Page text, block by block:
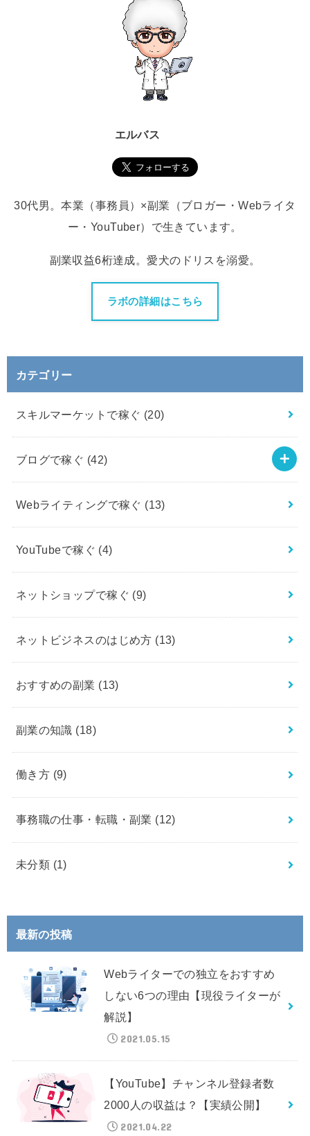
エルバス
30代男。本業（事務員）×副業（ブロガー・Webライタ
ー・YouTuber）で生きています。
副業収益6桁達成。愛犬のドリスを溺愛。
ラボの詳細はこちら
カテゴリー
スキルマーケットで稼ぐ (20)
ブログで稼ぐ (42)
Webライティングで稼ぐ (13)
YouTubeで稼ぐ (4)
ネットショップで稼ぐ (9)
ネットビジネスのはじめ方 (13)
おすすめの副業 (13)
副業の知識 (18)
働き方 (9)
事務職の仕事・転職・副業 (12)
未分類 (1)
最新の投稿
Webライターでの独立をおすすめ
しない6つの理由【現役ライターが
解説】
2021.05.15
【YouTube】チャンネル登録者数
2000人の収益は？【実績公開】
2021.04.22